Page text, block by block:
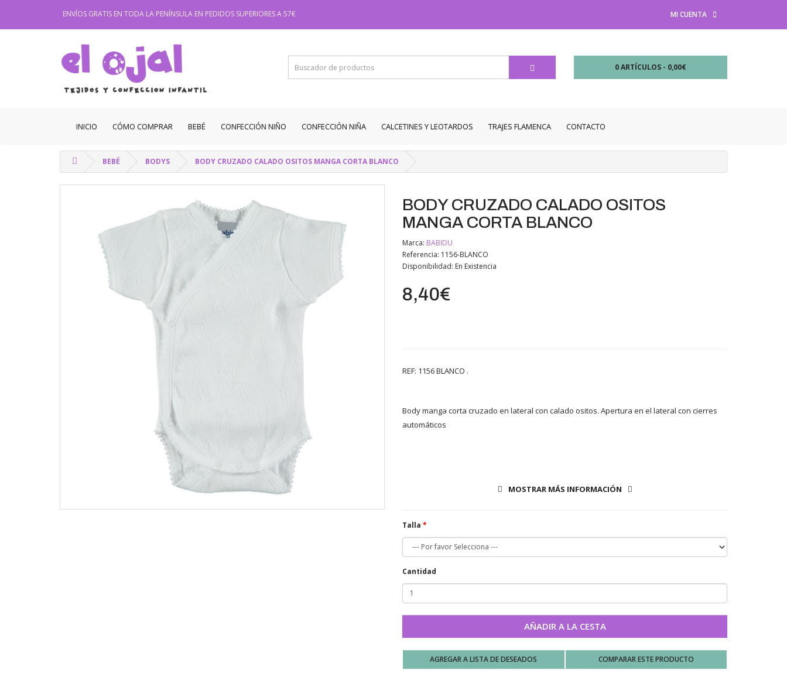
ENVÍOS GRATIS EN TODA LA PENÍNSULA EN PEDIDOS SUPERIORES A 57€ MI CUENTA
0 ARTÍCULOS - 0,00€
INICIO CÓMO COMPRAR BEBÉ CONFECCIÓN NIÑO CONFECCIÓN NIÑA CALCETINES Y LEOTARDOS TRAJES FLAMENCA CONTACTO
BEBÉ BODYS BODY CRUZADO CALADO OSITOS MANGA CORTA BLANCO
BODY CRUZADO CALADO OSITOS
MANGA CORTA BLANCO
Marca: BABIDU
Referencia: 1156-BLANCO
Disponibilidad: En Existencia
8,40€
REF: 1156 BLANCO .
Body manga corta cruzado en lateral con calado ositos. Apertura en el lateral con cierres
automáticos
COMPOSICIÓN: 100% ALGODÓNMOSTRAR MÁS INFORMACIÓN
Talla
Cantidad
AÑADIR A LA CESTA
AGREGAR A LISTA DE DESEADOS COMPARAR ESTE PRODUCTO